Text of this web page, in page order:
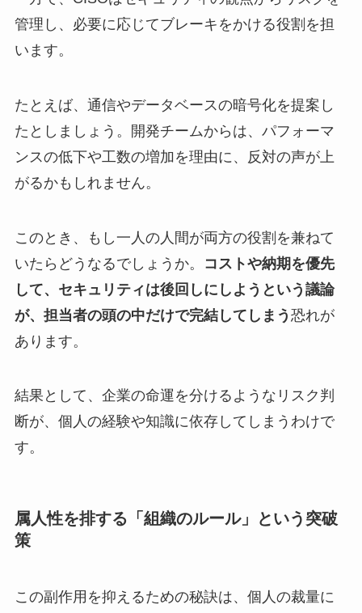
管理し、必要に応じてブレーキをかける役割を担
います。
たとえば、通信やデータベースの暗号化を提案し
たとしましょう。開発チームからは、パフォーマ
ンスの低下や工数の増加を理由に、反対の声が上
がるかもしれません。
このとき、もし一人の人間が両方の役割を兼ねて
いたらどうなるでしょうか。
コストや納期を優先
して、セキュリティは後回しにしようという議論
が、担当者の頭の中だけで完結してしまう 恐れが
あります。
結果として、企業の命運を分けるようなリスク判
断が、個人の経験や知識に依存してしまうわけで
す。
属人性を排する「組織のルール」という突破
策
この副作用を抑えるための秘訣は、個人の裁量に